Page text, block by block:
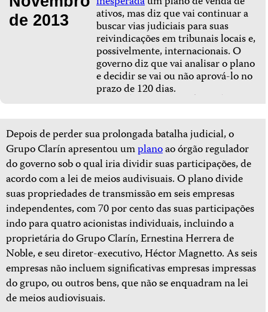
de 2013
ativos, mas diz que vai continuar a
buscar vias judiciais para suas
reivindicações em tribunais locais e,
possivelmente, internacionais. O
governo diz que vai analisar o plano
e decidir se vai ou não aprová-lo no
prazo de 120 dias.
Depois de perder sua prolongada batalha judicial, o
Grupo Clarín apresentou umplanoao órgão regulador
do governo sob o qual iria dividir suas participações, de
acordo com a lei de meios audivisuais. O plano divide
suas propriedades de transmissão em seis empresas
independentes, com 70 por cento das suas participações
indo para quatro acionistas individuais, incluindo a
proprietária do Grupo Clarín, Ernestina Herrera de
Noble, e seu diretor-executivo, Héctor Magnetto. As seis
empresas não incluem significativas empresas impressas
do grupo, ou outros bens, que não se enquadram na lei
de meios audiovisuais.